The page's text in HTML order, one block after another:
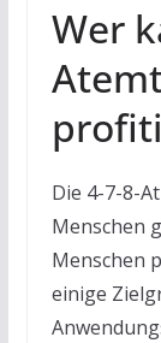
Wer
Die 4-7-8-
Menschen
Menschen
einige